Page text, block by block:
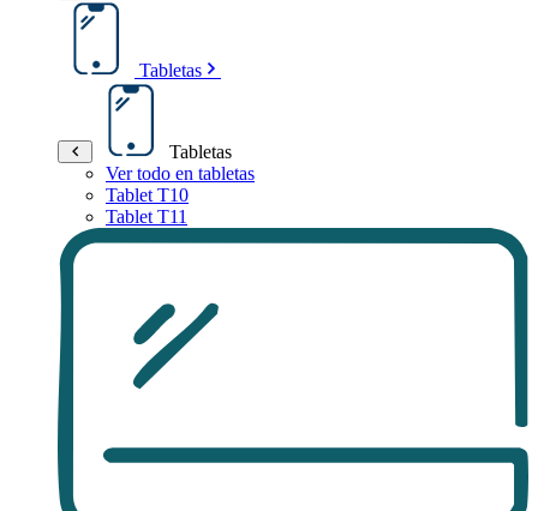
Tabletas
Tabletas
Ver todo en tabletas
Tablet T10
Tablet T11